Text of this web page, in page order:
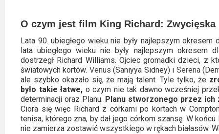
Disney+
HBO
Max
Netflix
Sky
Showtime
O czym jest film King Richard: Zwycięska
Lata 90. ubiegłego wieku nie były najlepszym
lata ubiegłego wieku nie były najlepszym okresem
dostrzegł Richard Williams. Ojciec gromadki dzieci, z
światowych kortów. Venus (Saniyya Sidney) i Serena
ale szybko okazało się, że mają talent. Tyle tylko, że
było takie łatwe, o czym nie tak dawno wcześniej
determinacji oraz Planu. Planu stworzonego przez ich
Ciora się więc Richard z córkami po kortach w
tenisa, którego zna, by dał jego córkom szansę. W
nie zamierza zostawić wszystkiego w rękach białasów.